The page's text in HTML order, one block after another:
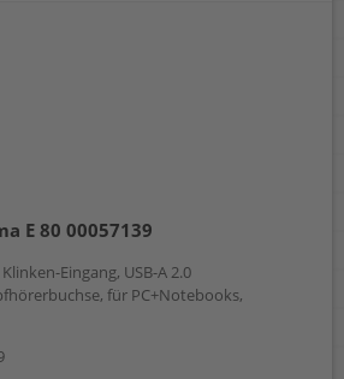
E 80 00057139
Eingang, USB-A 2.0
für PC+Notebooks,